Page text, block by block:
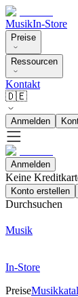
MusikIn-Store
Preise
Ressourcen
Kontakt
🇩🇪
Anmelden
Anmelden
Keine
Konto erstellen
Durchsuchen
Musik
In-Store
Preise